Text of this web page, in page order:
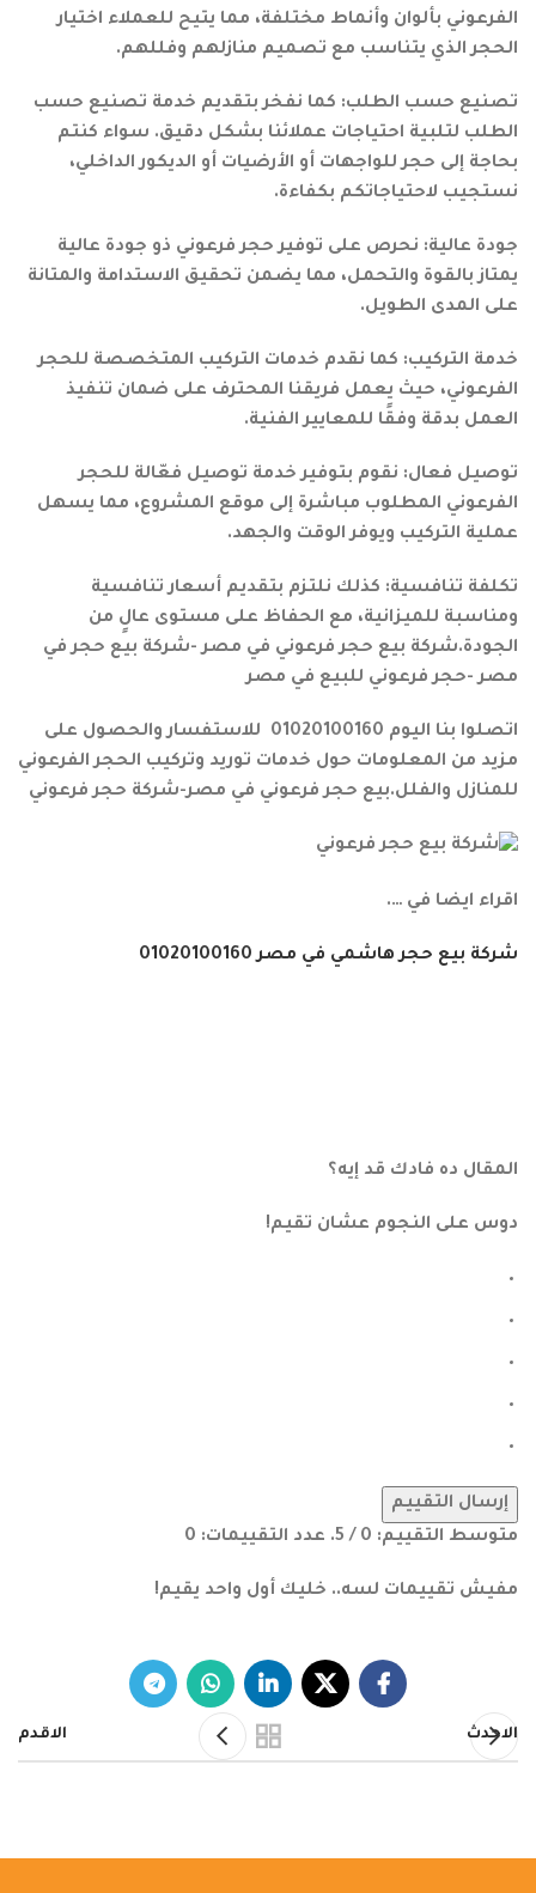
الفرعوني بألوان وأنماط مختلفة، مما يتيح للعملاء اختيار
الحجر الذي يتناسب مع تصميم منازلهم وفللهم.
تصنيع حسب الطلب: كما نفخر بتقديم خدمة تصنيع حسب
الطلب لتلبية احتياجات عملائنا بشكل دقيق. سواء كنتم
بحاجة إلى حجر للواجهات أو الأرضيات أو الديكور الداخلي،
نستجيب لاحتياجاتكم بكفاءة.
جودة عالية: نحرص على توفير حجر فرعوني ذو جودة عالية
يمتاز بالقوة والتحمل، مما يضمن تحقيق الاستدامة والمتانة
على المدى الطويل.
خدمة التركيب: كما نقدم خدمات التركيب المتخصصة للحجر
الفرعوني، حيث يعمل فريقنا المحترف على ضمان تنفيذ
العمل بدقة وفقًا للمعايير الفنية.
توصيل فعال: نقوم بتوفير خدمة توصيل فعّالة للحجر
الفرعوني المطلوب مباشرة إلى موقع المشروع، مما يسهل
عملية التركيب ويوفر الوقت والجهد.
تكلفة تنافسية: كذلك نلتزم بتقديم أسعار تنافسية
ومناسبة للميزانية، مع الحفاظ على مستوى عالٍ من
الجودة.شركة بيع حجر فرعوني في مصر -شركة بيع حجر في
مصر -حجر فرعوني للبيع في مصر
اتصلوا بنا اليوم 01020100160 للاستفسار والحصول على
مزيد من المعلومات حول خدمات توريد وتركيب الحجر الفرعوني
للمنازل والفلل.بيع حجر فرعوني في مصر-شركة حجر فرعوني
اقراء ايضا في ….
شركة بيع حجر هاشمي في مصر 01020100160
المقال ده فادك قد إيه؟
دوس على النجوم عشان تقيم!
إرسال التقييم
متوسط التقييم: 0 / 5. عدد التقييمات: 0
مفيش تقييمات لسه.. خليك أول واحد يقيم!
الاحدث الاقدم